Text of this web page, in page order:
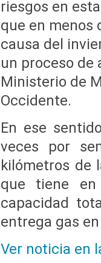
riesgos en
que en menos
causa del
un proceso de
Ministerio de
Occidente.
En ese
veces por
kilómetros de
que tiene en
capacidad
entrega gas
Ver noticia en